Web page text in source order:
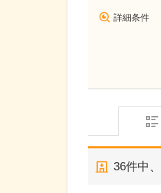
詳細条件
36件中、